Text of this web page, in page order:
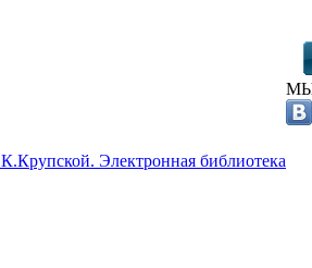
Электронная библиотека